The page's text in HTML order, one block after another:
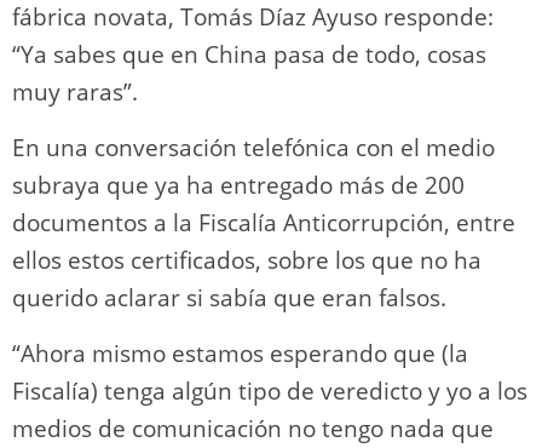
fábrica novata, Tomás Díaz Ayuso responde:
“Ya sabes que en China pasa de todo, cosas
muy raras”.
En una conversación telefónica con el medio
subraya que ya ha entregado más de 200
documentos a la Fiscalía Anticorrupción, entre
ellos estos certificados, sobre los que no ha
querido aclarar si sabía que eran falsos.
“Ahora mismo estamos esperando que (la
Fiscalía) tenga algún tipo de veredicto y yo a los
medios de comunicación no tengo nada que